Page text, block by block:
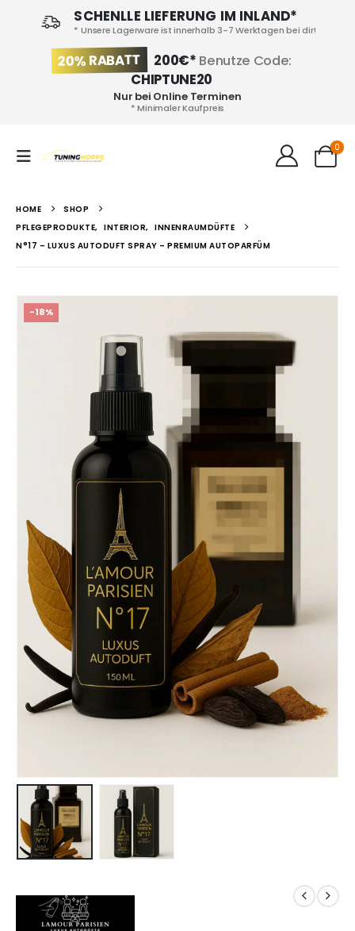
SCHENLLE LIEFERUNG IM INLAND*
* Unsere Lagerware ist innerhalb 3-7 Werktagen bei dir!
20% RABATT 200€* Benutze Code:
CHIPTUNE20
Nur bei Online Terminen
* Minimaler Kaufpreis
0
HOME
SHOP
PFLEGEPRODUKTE, INTERIOR, INNENRAUMDÜFTE
N°17 – LUXUS AUTODUFT SPRAY – PREMIUM AUTOPARFÜM
-18%